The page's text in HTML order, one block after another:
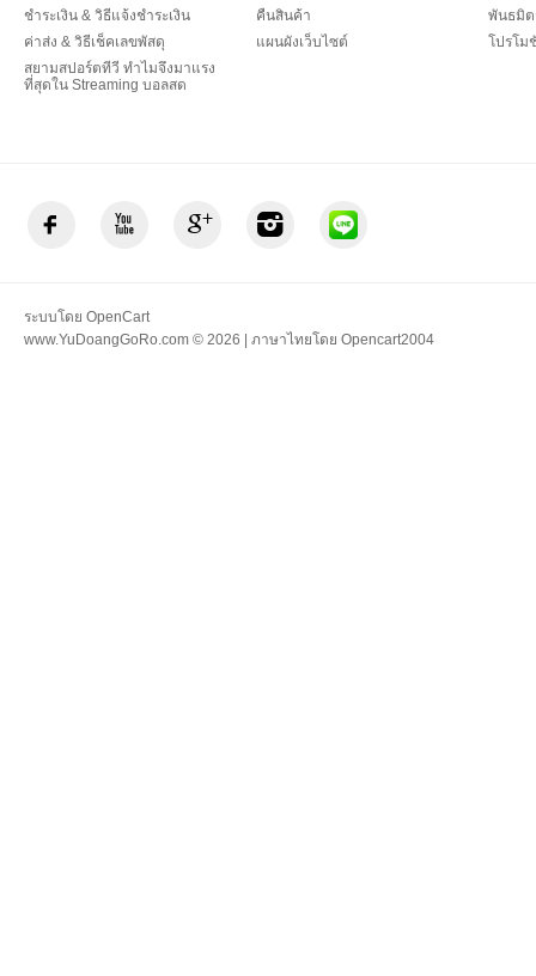
ชำระเงิน & วิธีแจ้งชำระเงิน
ค่าส่ง & วิธีเช็คเลขพัสดุ
สยามสปอร์ตทีวี ทำไมจึงมาแรง
ที่สุดใน Streaming บอลสด
คืนสินค้า
แผนผังเว็บไซต์
พันธมิต
โปรโม
ระบบโดย OpenCart
www.YuDoangGoRo.com © 2026 | ภาษาไทยโดย Opencart2004